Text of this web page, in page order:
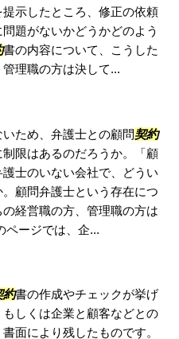
提示したところ、修正の依頼
題がないかどうかどのよう
書の内容について、こうした
理職の方は決して...
いため、弁護士との顧問契約
限はあるのだろうか。「顧
士のいない会社で、どうい
顧問弁護士という存在につ
経営職の方、管理職の方は
ページでは、企...
約書の作成やチェックが挙げ
しくは企業と顧客などとの
面により残したものです。